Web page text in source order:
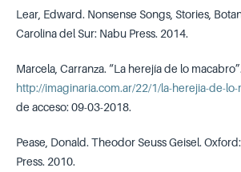
Lear, Edward. Nonsense Songs, Stories,
Carolina del Sur: Nabu Press. 2014.
Marcela, Carranza. “La herejía de lo
http://imaginaria.com.ar/22/1/la-herejia-de-
de acceso: 09-03-2018.
Pease, Donald. Theodor Seuss Geisel.
Press. 2010.